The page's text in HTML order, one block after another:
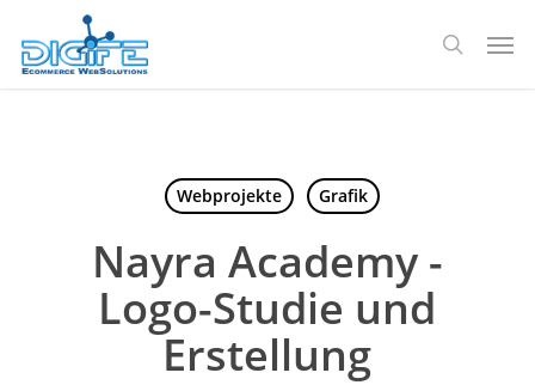
Hauptinhalt
springen
Suche
Webprojekte Grafik
Nayra Academy -
Logo-Studie und
Erstellung